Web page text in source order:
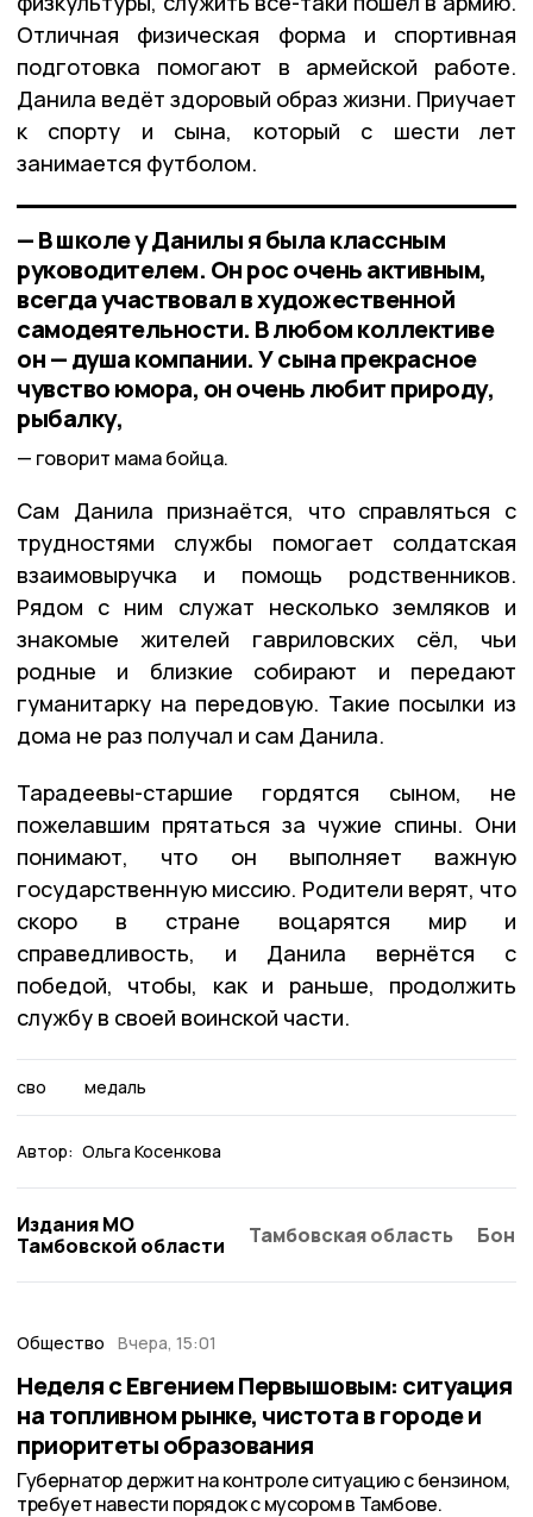
Отличная физическая форма и спортивная
подготовка помогают в армейской работе.
Данила ведёт здоровый образ жизни. Приучает
к спорту и сына, который с шести лет
занимается футболом.
— В школе у Данилы я была классным
руководителем. Он рос очень активным,
всегда участвовал в художественной
самодеятельности. В любом коллективе
он — душа компании. У сына прекрасное
чувство юмора, он очень любит природу,
рыбалку,
говорит мама бойца.
Сам Данила признаётся, что справляться с
трудностями службы помогает солдатская
взаимовыручка и помощь родственников.
Рядом с ним служат несколько земляков и
знакомые жителей гавриловских сёл, чьи
родные и близкие собирают и передают
гуманитарку на передовую. Такие посылки из
дома не раз получал и сам Данила.
Тарадеевы-старшие гордятся сыном, не
пожелавшим прятаться за чужие спины. Они
понимают, что он выполняет важную
государственную миссию. Родители верят, что
скоро в стране воцарятся мир и
справедливость, и Данила вернётся с
победой, чтобы, как и раньше, продолжить
службу в своей воинской части.
сво медаль
Автор: Ольга Косенкова
Издания МО
Тамбовской области
Тамбовская область
Общество Вчера, 15:01
Неделя с Евгением Первышовым: ситуация
на топливном рынке, чистота в городе и
приоритеты образования
Губернатор держит на контроле ситуацию с бензином,
требует навести порядок с мусором в Тамбове.